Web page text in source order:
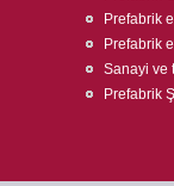
Prefabrik
Prefabrik
Sanayi ve
Prefabrik